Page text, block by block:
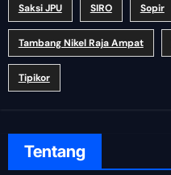
Saksi JPU SIRO Sopir
Tambang Nikel Raja Ampat
Tipikor
Tentang